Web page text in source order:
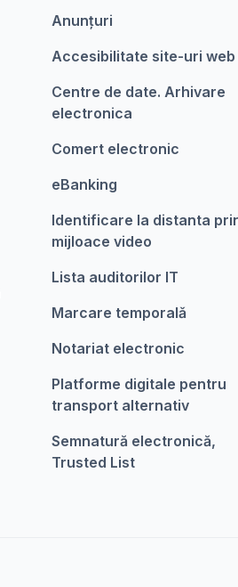
Anunțuri
Accesibilitate site-uri web
Centre de date. Arhivare
electronica
Comert electronic
eBanking
Identificare la distanta
mijloace video
Lista auditorilor IT
Marcare temporalǎ
Notariat electronic
Platforme digitale pentru
transport alternativ
Semnatură electronică,
Trusted List